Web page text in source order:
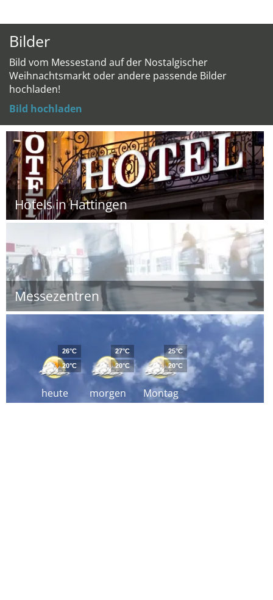
Bilder
Bild vom Messestand auf der Nostalgischer
Weihnachtsmarkt oder andere passende Bilder
hochladen!
Bild hochladen
Hotels in Hattingen
Messezentren
heute
26°C
20°C
morgen
27°C
20°C
Montag
25°C
20°C